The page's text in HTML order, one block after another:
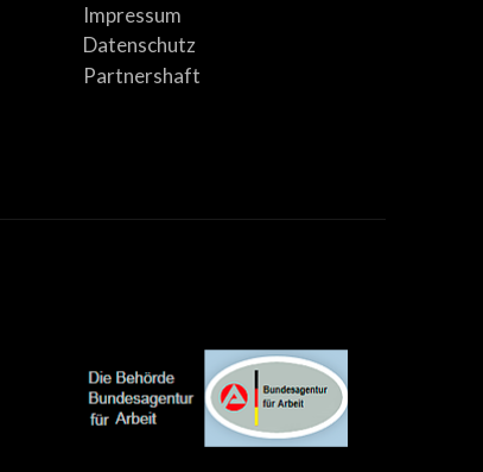
Impressum
Datenschutz
Partnershaft